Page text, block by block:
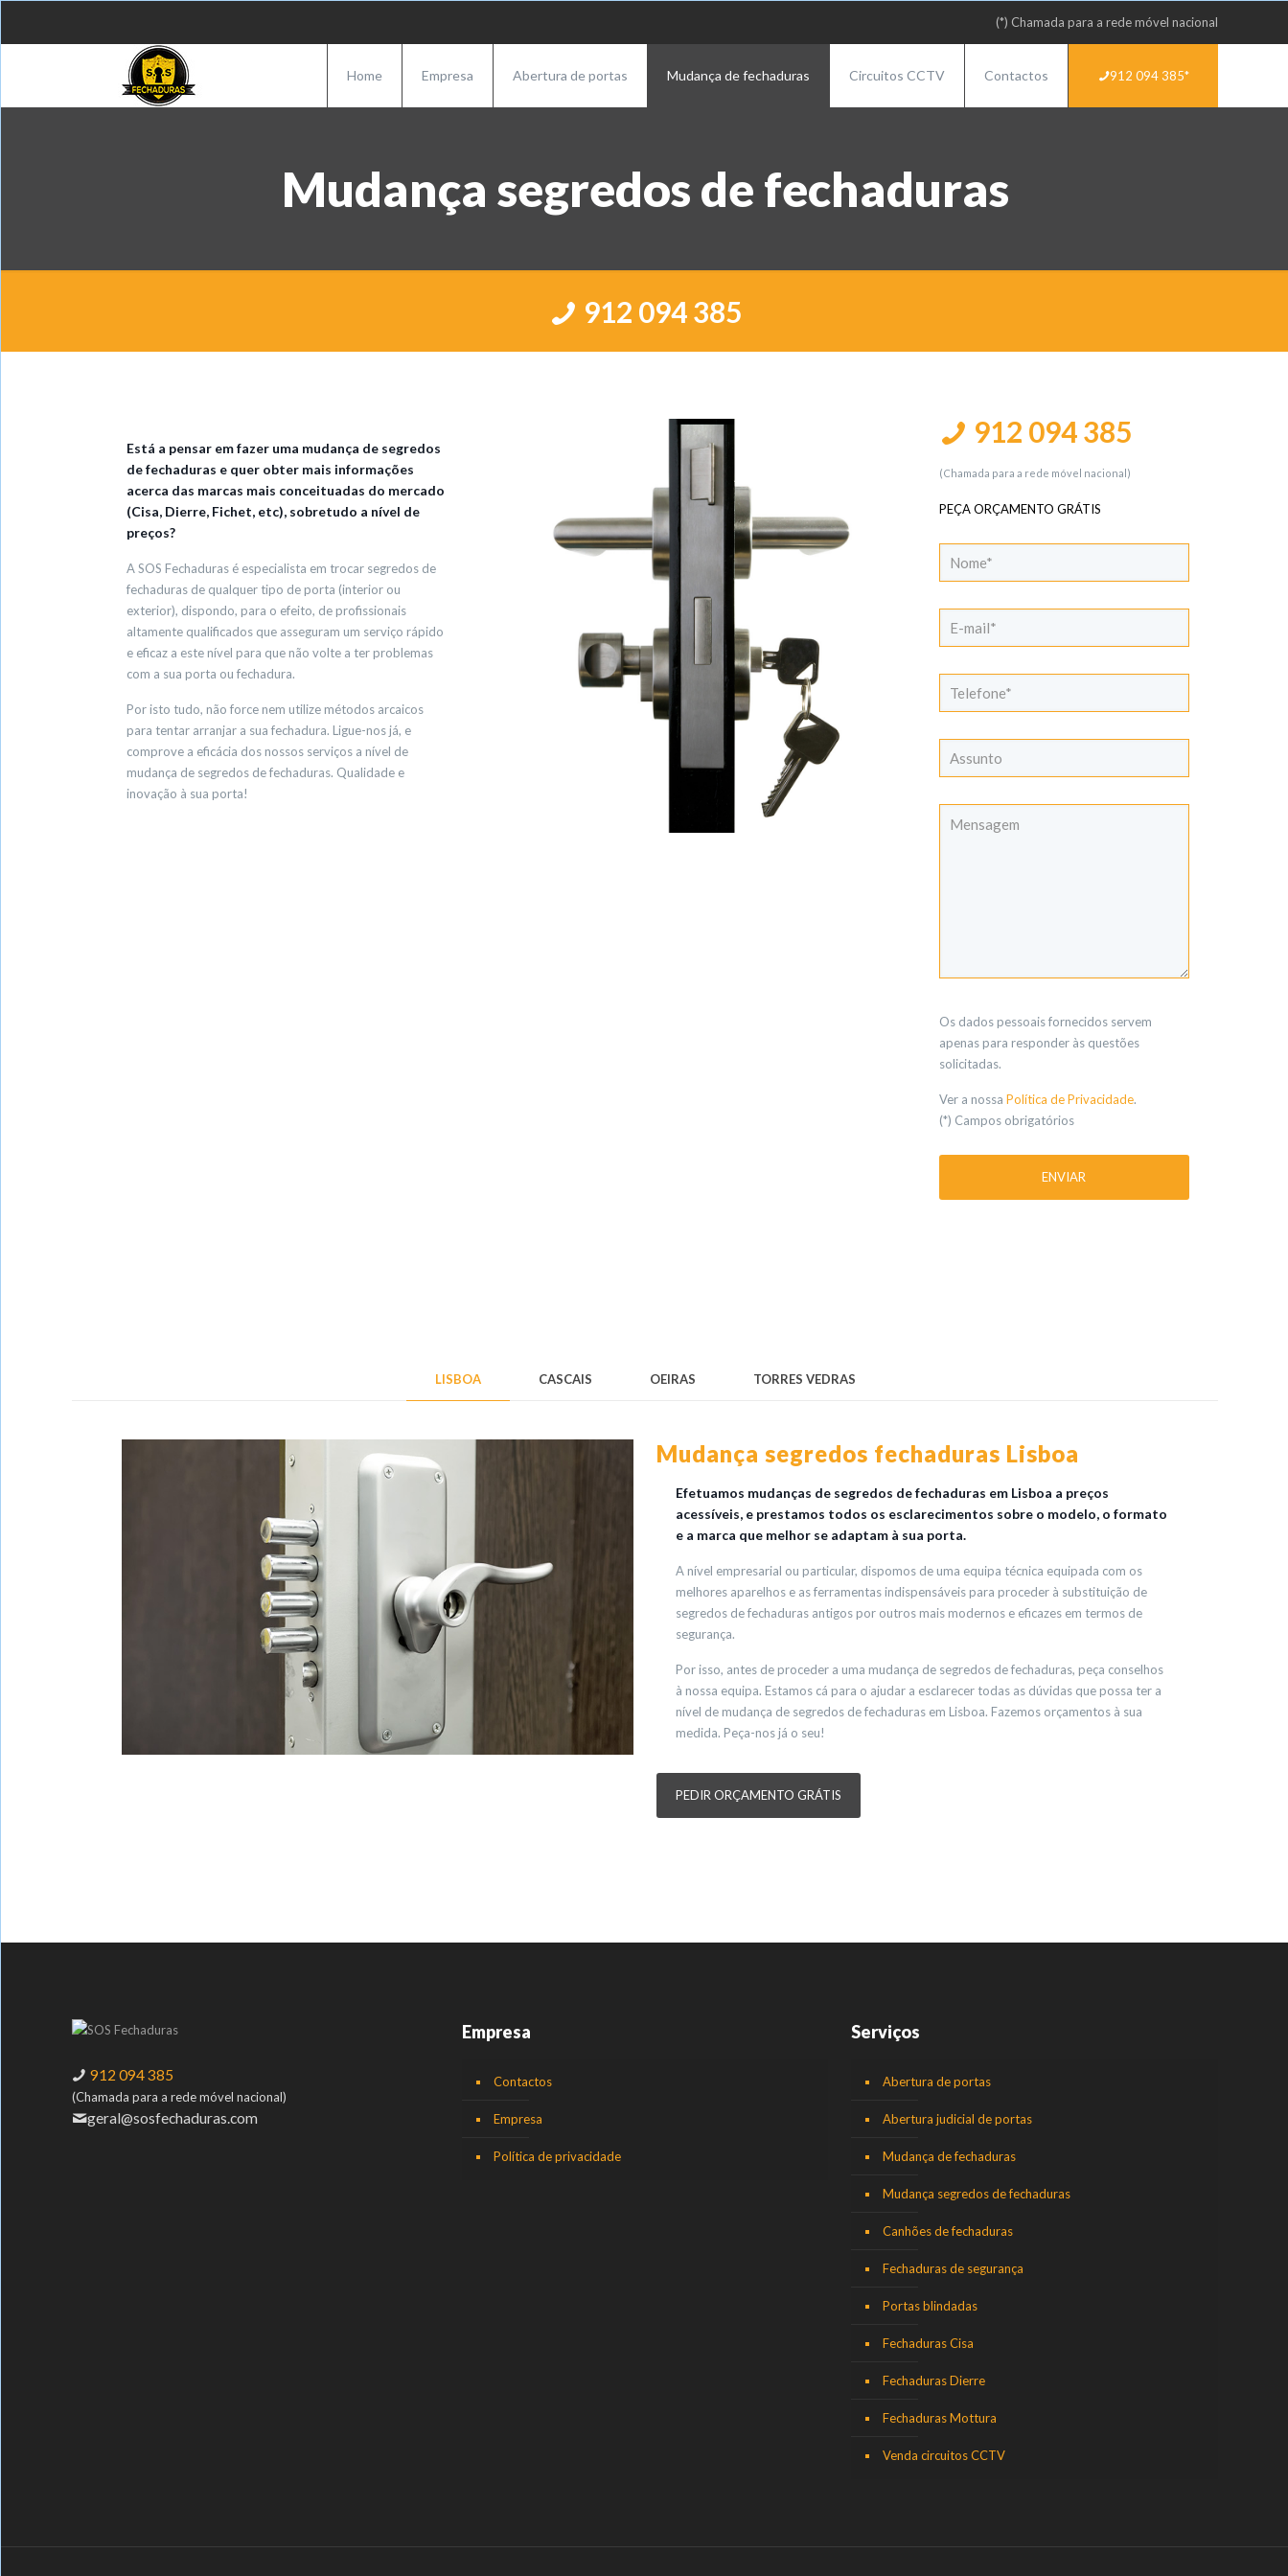
(*) Chamada para a rede móvel nacional
Home Empresa Abertura de portas Mudança de fechaduras Circuitos CCTV Contactos 912 094 385*
Mudança segredos de fechaduras
912 094 385
Está a pensar em fazer uma mudança de segredos
de fechaduras e quer obter mais informações
acerca das marcas mais conceituadas do mercado
(Cisa, Dierre, Fichet, etc), sobretudo a nível de
preços?
A SOS Fechaduras é especialista em trocar segredos de
fechaduras de qualquer tipo de porta (interior ou
exterior), dispondo, para o efeito, de profissionais
altamente qualificados que asseguram um serviço rápido
e eficaz a este nível para que não volte a ter problemas
com a sua porta ou fechadura.
Por isto tudo, não force nem utilize métodos arcaicos
para tentar arranjar a sua fechadura. Ligue-nos já, e
comprove a eficácia dos nossos serviços a nível de
mudança de segredos de fechaduras. Qualidade e
inovação à sua porta!
912 094 385
(Chamada para a rede móvel nacional)
PEÇA ORÇAMENTO GRÁTIS
Os dados pessoais fornecidos servem
apenas para responder às questões
solicitadas.
Ver a nossa Política de Privacidade.
(*) Campos obrigatórios
LISBOA CASCAIS OEIRAS TORRES VEDRAS
Mudança segredos fechaduras Lisboa
Efetuamos mudanças de segredos de fechaduras em Lisboa a preços
acessíveis, e prestamos todos os esclarecimentos sobre o modelo, o formato
e a marca que melhor se adaptam à sua porta.
A nível empresarial ou particular, dispomos de uma equipa técnica equipada com os
melhores aparelhos e as ferramentas indispensáveis para proceder à substituição de
segredos de fechaduras antigos por outros mais modernos e eficazes em termos de
segurança.
Por isso, antes de proceder a uma mudança de segredos de fechaduras, peça conselhos
à nossa equipa. Estamos cá para o ajudar a esclarecer todas as dúvidas que possa ter a
nível de mudança de segredos de fechaduras em Lisboa. Fazemos orçamentos à sua
medida. Peça-nos já o seu!
PEDIR ORÇAMENTO GRÁTIS
912 094 385
(Chamada para a rede móvel nacional)
geral@sosfechaduras.com
Empresa
Contactos
Empresa
Política de privacidade
Serviços
Abertura de portas
Abertura judicial de portas
Mudança de fechaduras
Mudança segredos de fechaduras
Canhões de fechaduras
Fechaduras de segurança
Portas blindadas
Fechaduras Cisa
Fechaduras Dierre
Fechaduras Mottura
Venda circuitos CCTV